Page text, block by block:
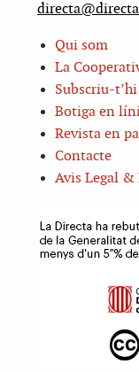
Qui som
La
Subscriu-t’hi
Botiga en
Revista en
Contacte
Avis Legal &